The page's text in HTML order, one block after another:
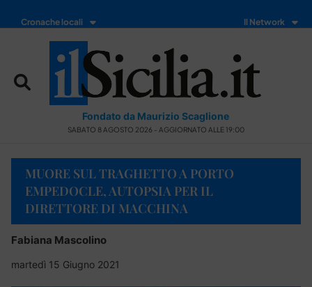
Cronache locali Il Network
Fondato da Maurizio Scaglione
SABATO 8 AGOSTO 2026 - AGGIORNATO ALLE 19:00
MUORE SUL TRAGHETTO A PORTO
EMPEDOCLE, AUTOPSIA PER IL
DIRETTORE DI MACCHINA
Fabiana Mascolino
martedì 15 Giugno 2021